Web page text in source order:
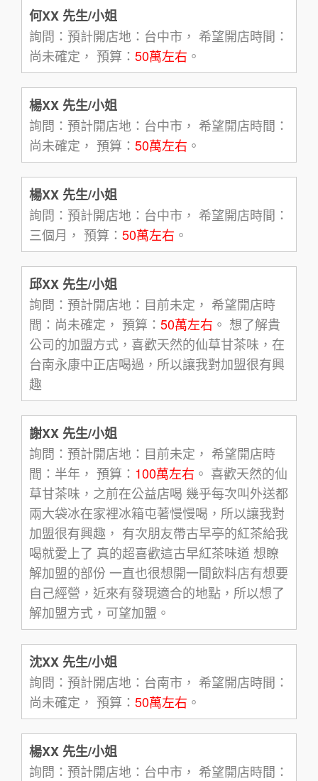
何XX 先生/小姐
詢問：預計開店地：台中市， 希望開店時間：
尚未確定， 預算： 50萬左右 。
楊XX 先生/小姐
詢問：預計開店地：台中市， 希望開店時間：
尚未確定， 預算： 50萬左右 。
楊XX 先生/小姐
詢問：預計開店地：台中市， 希望開店時間：
三個月， 預算： 50萬左右 。
邱XX 先生/小姐
詢問：預計開店地：目前未定， 希望開店時
間：尚未確定， 預算： 50萬左右 。 想了解貴
公司的加盟方式，喜歡天然的仙草甘茶味，在
台南永康中正店喝過，所以讓我對加盟很有興
趣
謝XX 先生/小姐
詢問：預計開店地：目前未定， 希望開店時
間：半年， 預算： 100萬左右 。 喜歡天然的仙
草甘茶味，之前在公益店喝 幾乎每次叫外送都
兩大袋冰在家裡冰箱屯著慢慢喝，所以讓我對
加盟很有興趣， 有次朋友帶古早亭的紅茶給我
喝就愛上了 真的超喜歡這古早紅茶味道 想瞭
解加盟的部份 一直也很想開一間飲料店有想要
自己經營，近來有發現適合的地點，所以想了
解加盟方式，可望加盟。
沈XX 先生/小姐
詢問：預計開店地：台南市， 希望開店時間：
尚未確定， 預算： 50萬左右 。
楊XX 先生/小姐
詢問：預計開店地：台中市， 希望開店時間：